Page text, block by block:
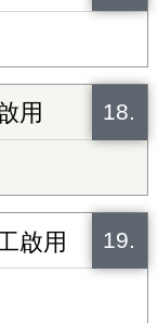
18.
用
19.
啟用